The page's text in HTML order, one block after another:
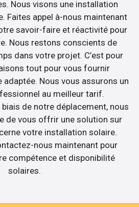
Nous visons une installation
Faites appel à-nous maintenant
savoir-faire et réactivité pour
Nous restons conscients de
dans votre projet. C’est pour
tout pour vous fournir
Nous vous assurons un
au meilleur tarif.
de notre déplacement, nous
de vous offrir une solution sur
votre installation solaire.
nous maintenant pour
compétence et disponibilité
solaires.